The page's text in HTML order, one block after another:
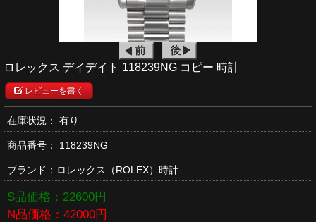
ロレックス デイデイト 118239NG コピー 時計
レビューを書く
在庫状況： 有り
商品番号： 118239NG
ブランド： ロレックス （ROLEX）時計
S品価格： 22600円
N品価格： 42000円